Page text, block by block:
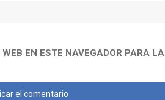
EN ESTE NAVEGADOR PARA